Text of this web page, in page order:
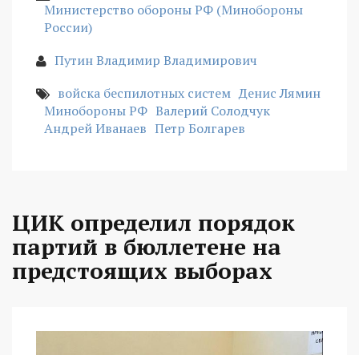
Министерство обороны РФ (Минобороны
России)
Путин Владимир Владимирович
войска беспилотных систем Денис Лямин
Минобороны РФ Валерий Солодчук
Андрей Иванаев Петр Болгарев
ЦИК определил порядок
партий в бюллетене на
предстоящих выборах